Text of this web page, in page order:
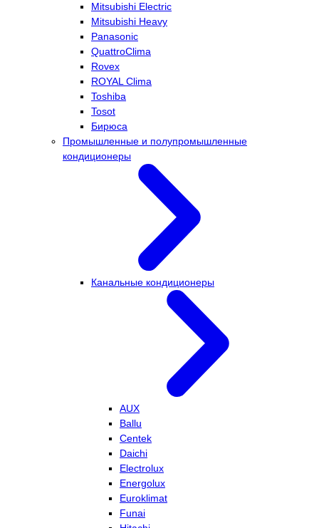
Mitsubishi Electric
Mitsubishi Heavy
Panasonic
QuattroClima
Rovex
ROYAL Clima
Toshiba
Tosot
Бирюса
Промышленные и полупромышленные
кондиционеры
Канальные кондиционеры
AUX
Ballu
Centek
Daichi
Electrolux
Energolux
Euroklimat
Funai